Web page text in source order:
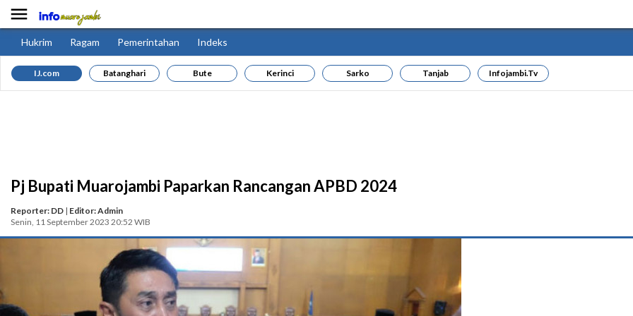

Hukrim Ragam Pemerintahan Indeks
IJ.com Batanghari Bute Kerinci Sarko Tanjab Infojambi.tv
Pj Bupati Muarojambi Paparkan Rancangan APBD 2024
Reporter: DD | Editor: Admin
Senin, 11 September 2023 20:52 WIB